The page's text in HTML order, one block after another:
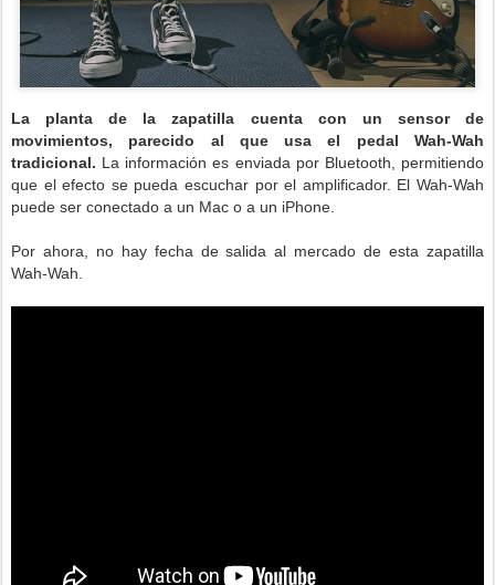
La planta de la zapatilla cuenta con un sensor de
movimientos, parecido al que usa el pedal Wah-Wah
tradicional. La información es enviada por Bluetooth, permitiendo
que el efecto se pueda escuchar por el amplificador. El Wah-Wah
puede ser conectado a un Mac o a un iPhone.
Por ahora, no hay fecha de salida al mercado de esta zapatilla
Wah-Wah.